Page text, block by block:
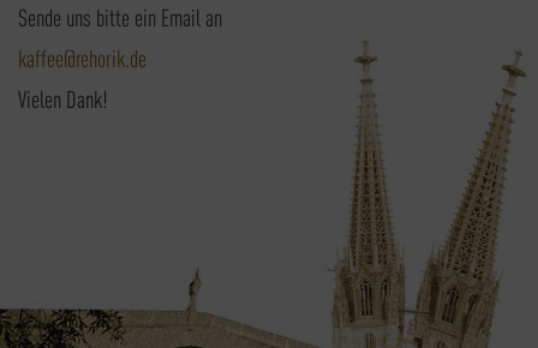
Sende uns bitte ein Email an
kaffee@rehorik.de
Vielen Dank!